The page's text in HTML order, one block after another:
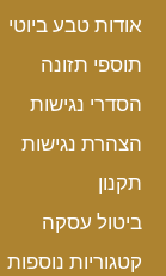
אודות טבע ביוטי
תוספי תזונה
הסדרי נגישות
הצהרת נגישות
תקנון
ביטול עסקה
קטגוריות נוספות